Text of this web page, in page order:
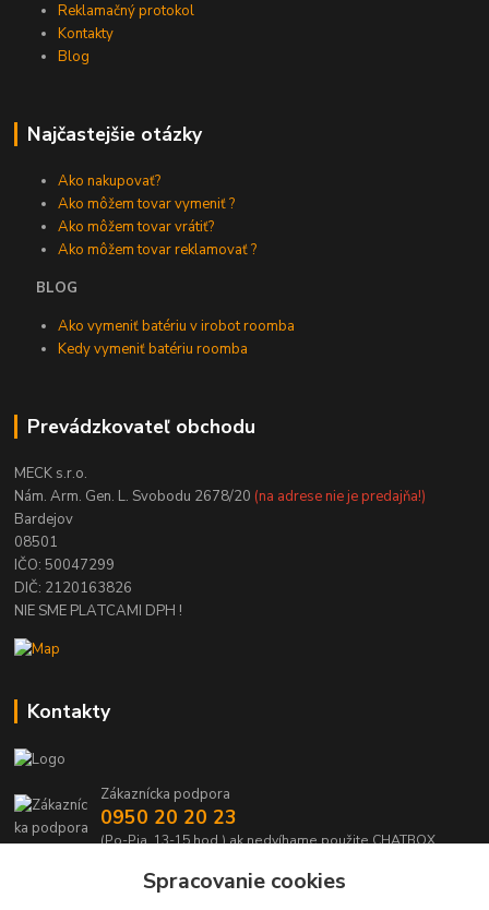
Reklamačný protokol
Kontakty
Blog
Najčastejšie otázky
Ako nakupovať?
Ako môžem tovar vymeniť ?
Ako môžem tovar vrátiť?
Ako môžem tovar reklamovať ?
BLOG
Ako vymeniť batériu v irobot roomba
Kedy vymeniť batériu roomba
Prevádzkovateľ obchodu
MECK s.r.o.
Nám. Arm. Gen. L. Svobodu 2678/20 (na adrese nie je predajňa!)
Bardejov
08501
IČO: 50047299
DIČ: 2120163826
NIE SME PLATCAMI DPH !
Kontakty
Zákaznícka podpora
0950 20 20 23
(Po-Pia, 13-15 hod.) ak nedvíhame použite CHATBOX
info@kabelmanie.skSpracovanie cookies